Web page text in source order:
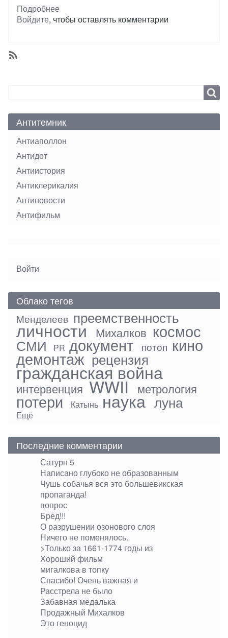
Подробнее
О
Войдите, чтобы оставлять комментарии
Антитемник
Антиаполлон
Антидот
Антиистория
Антиклерикалия
Антиновости
Антифильм
User
Войти
Облако тегов
Менделеев преемственность
личности Михалков космос
СМИ PR документ потоп кино
демонтаж рецензия
гражданская война
интервенция WWII метрология
потери Катынь наука луна
Ещё
Последние комментарии
Сатурн 5
Написано глубоко не образованным
Чушь собачья вся это большевикская
пропаганда!
вопрос
Бред!!!
О разрушении озонового слоя
Ничего не поменялось.
>Только за 1661-1774 годы из
Хороший фильм
мигалкова в топку
Спасибо! Очень важная и
Расстрела не было
Забавная медалька
Продажный Михалков
Это геноцид